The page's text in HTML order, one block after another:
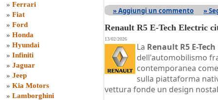
» Ferrari
» Fiat
» Ford
» Honda
» Hyundai
» Infiniti
» Jaguar
» Jeep
» Kia Motors
» Lamborghini
» Aggiungi un commento »
Renault R5 E-Tech Electric
13/02/2026
La Renault R5 E-
dell'automobilismo
contemporanea
sulla piattaforma
vettura fonde un design